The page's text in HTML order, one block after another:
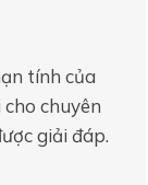
tính của
chuyên
giải đáp.